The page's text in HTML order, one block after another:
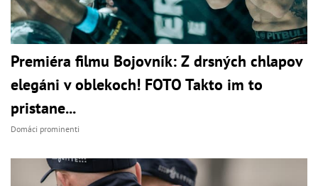
Premiéra filmu Bojovník: Z drsných chlapov
elegáni v oblekoch! FOTO Takto im to
pristane...
Domáci prominenti